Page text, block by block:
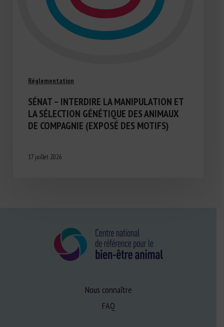
Réglementation
SÉNAT – INTERDIRE LA MANIPULATION ET
LA SÉLECTION GÉNÉTIQUE DES ANIMAUX
DE COMPAGNIE (EXPOSÉ DES MOTIFS)
17 juillet 2026
Nous connaître
FAQ